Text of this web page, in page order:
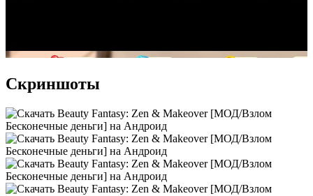
Скриншоты